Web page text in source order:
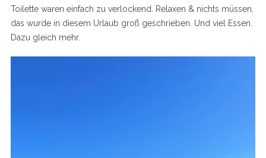
Toilette waren einfach zu verlockend. Relaxen & nichts müssen,
das wurde in diesem Urlaub groß geschrieben. Und viel Essen.
Dazu gleich mehr.